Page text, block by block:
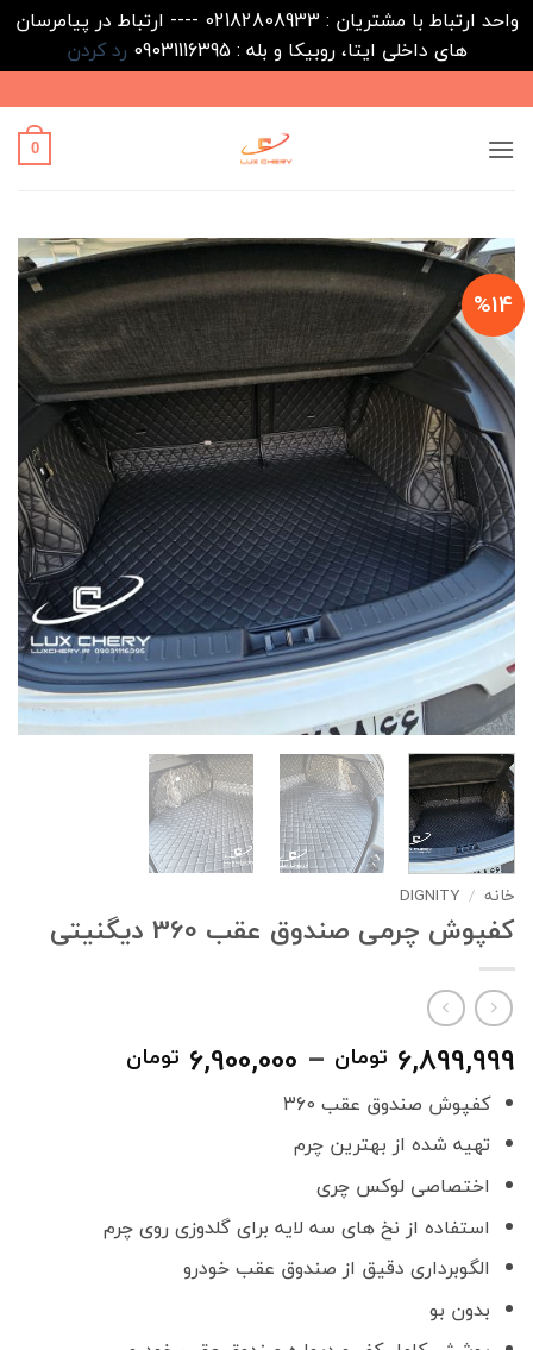
واحد ارتباط با مشتریان : 02182808933 ---- ارتباط در پیامرسان
های داخلی ایتا، روبیکا و بله : 09031116395
رد کردن
to
content
0
%14
خانه /
DIGNITY
کفپوش چرمی صندوق عقب 360 دیگنیتی
6,899,999 تومان –
6,900,000 تومان
کفپوش صندوق عقب 360
تهیه شده از بهترین چرم
اختصاصی لوکس چری
استفاده از نخ های سه لایه برای گلدوزی روی چرم
الگوبرداری دقیق از صندوق عقب خودرو
بدون بو